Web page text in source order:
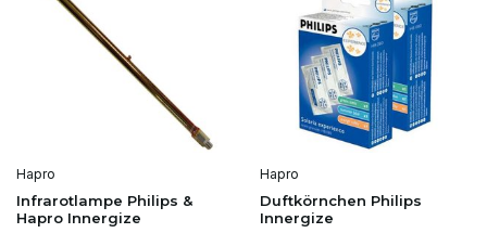
Hapro
Infrarotlampe Philips &
Hapro Innergize
Hapro
Duftkörnchen Philips
Innergize